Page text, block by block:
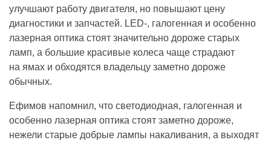
улучшают работу двигателя, но повышают цену
диагностики и запчастей. LED-, галогенная и особенно
лазерная оптика стоят значительно дороже старых
ламп, а большие красивые колеса чаще страдают
на ямах и обходятся владельцу заметно дороже
обычных.
Ефимов напомнил, что светодиодная, галогенная и
особенно лазерная оптика стоят заметно дороже,
нежели старые добрые лампы накаливания, а выходят